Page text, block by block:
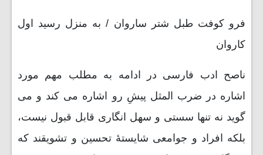
فرو کوفت طبل شتر ساروان / به منزل رسید اول
کاروان
ناصح ادب فارسی در ادامه به مطلب مهم مورد
اشاره در ضرب المثل پیشِ رو اشاره می کند و می
گوید نه تنها سستی و سهل انگاری قابل قبول نیست،
بلکه افراد و جوامعی شایستۀ تحسین و تشویقند که